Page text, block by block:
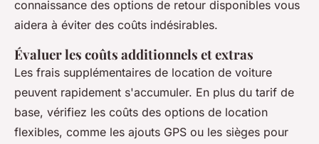
connaissance des options de retour disponibles vous
aidera à éviter des coûts indésirables.
Évaluer les coûts additionnels et extras
Les frais supplémentaires de location de voiture
peuvent rapidement s'accumuler. En plus du tarif de
base, vérifiez les coûts des options de location
flexibles, comme les ajouts GPS ou les sièges pour